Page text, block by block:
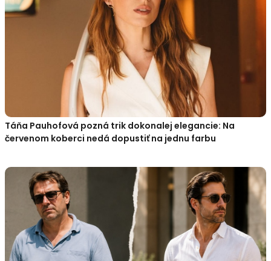
Táňa Pauhofová pozná trik dokonalej elegancie: Na
červenom koberci nedá dopustiť na jednu farbu